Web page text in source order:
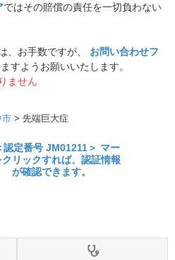
ではその賠償の責任を一切負わない
、お手数ですが、 お問い合わせフ
すようお願いいたします。
ません
市 > 先端巨大症